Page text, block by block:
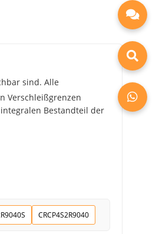
sind. Alle
Verschleißgrenzen
Bestandteil der
CRCP4S2R9040